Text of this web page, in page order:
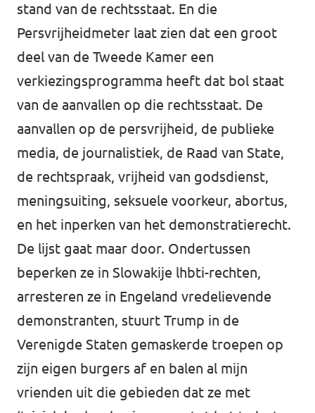
stand van de rechtsstaat. En die
Persvrijheidmeter laat zien dat een groot
deel van de Tweede Kamer een
verkiezingsprogramma heeft dat bol staat
van de aanvallen op die rechtsstaat. De
aanvallen op de persvrijheid, de publieke
media, de journalistiek, de Raad van State,
de rechtspraak, vrijheid van godsdienst,
meningsuiting, seksuele voorkeur, abortus,
en het inperken van het demonstratierecht.
De lijst gaat maar door. Ondertussen
beperken ze in Slowakije lhbti-rechten,
arresteren ze in Engeland vredelievende
demonstranten, stuurt Trump in de
Verenigde Staten gemaskerde troepen op
zijn eigen burgers af en balen al mijn
vrienden uit die gebieden dat ze met